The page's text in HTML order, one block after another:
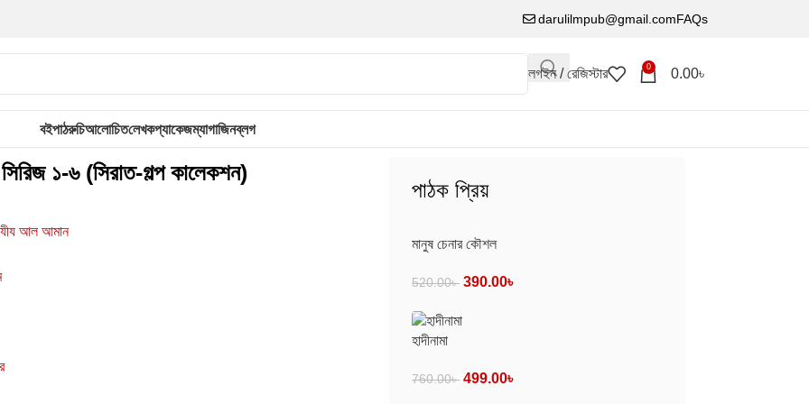
darulilmpub@gmail.comFAQs
লগইন / রেজিস্টার 0 0.00৳
বইপাঠরুচিআলোচিতলেখকপ্যাকেজম্যাগাজিনব্লগ
১-৬ (সিরাত-গল্প কালেকশন)
আল আমান
পাঠক প্রিয়
মানুষ চেনার কৌশল
520.00৳ 390.00৳
হাদীনামা
760.00৳ 499.00৳